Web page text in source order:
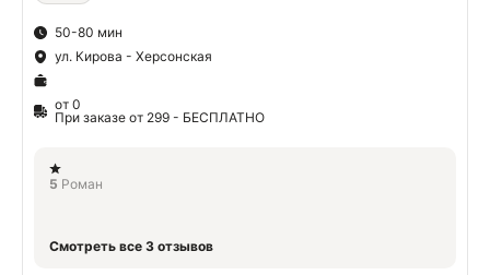
50-80 мин
ул. Кирова - Херсонская
от 0
При заказе от 299 - БЕСПЛАТНО
5 Роман
Смотреть все 3 отзывов